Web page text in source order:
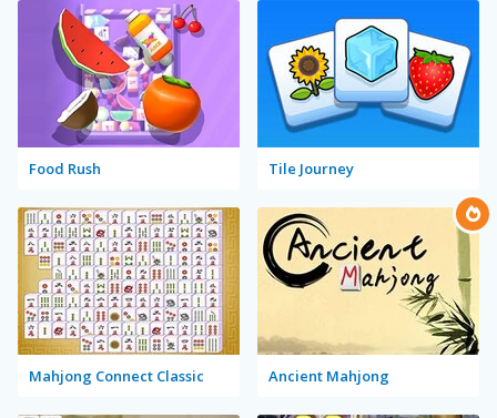
Food Rush Tile Journey
Mahjong Connect Classic Ancient Mahjong